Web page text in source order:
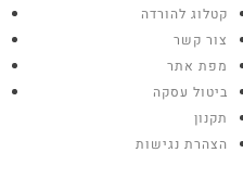
קטלוג להורדה
צור קשר
מפת אתר
ביטול עסקה
תקנון
הצהרת נגישות